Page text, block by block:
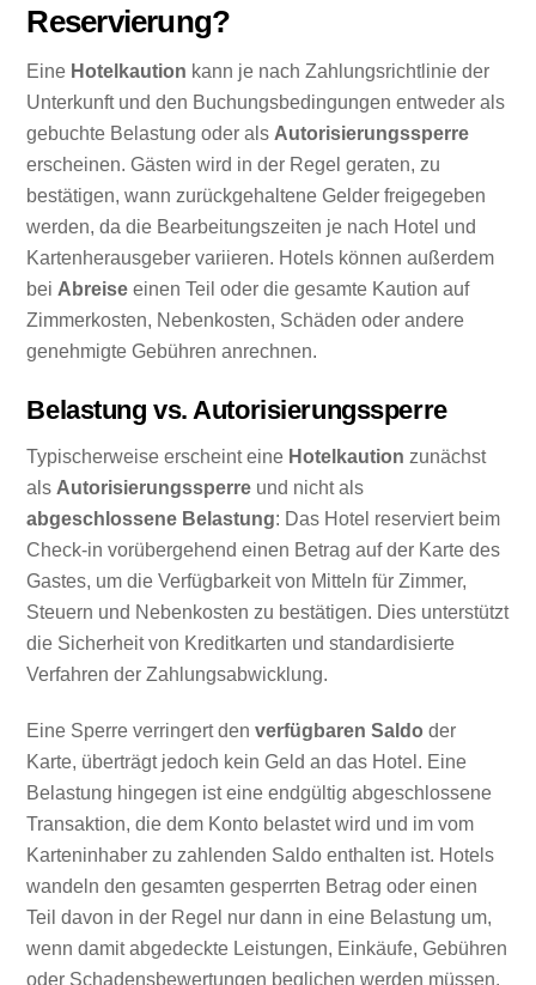
Reservierung?
Eine Hotelkaution kann je nach Zahlungsrichtlinie der
Unterkunft und den Buchungsbedingungen entweder als
gebuchte Belastung oder alsAutorisierungssperre
erscheinen. Gästen wird in der Regel geraten, zu
bestätigen, wann zurückgehaltene Gelder freigegeben
werden, da die Bearbeitungszeiten je nach Hotel und
Kartenherausgeber variieren. Hotels können außerdem
beiAbreise einen Teil oder die gesamte Kaution auf
Zimmerkosten, Nebenkosten, Schäden oder andere
genehmigte Gebühren anrechnen.
Belastung vs. Autorisierungssperre
Typischerweise erscheint eine Hotelkaution zunächst
als Autorisierungssperre und nicht als
abgeschlossene Belastung: Das Hotel reserviert beim
Check-in vorübergehend einen Betrag auf der Karte des
Gastes, um die Verfügbarkeit von Mitteln für Zimmer,
Steuern und Nebenkosten zu bestätigen. Dies unterstützt
die Sicherheit von Kreditkarten und standardisierte
Verfahren der Zahlungsabwicklung.
Eine Sperre verringert denverfügbaren Saldo der
Karte, überträgt jedoch kein Geld an das Hotel. Eine
Belastung hingegen ist eine endgültig abgeschlossene
Transaktion, die dem Konto belastet wird und im vom
Karteninhaber zu zahlenden Saldo enthalten ist. Hotels
wandeln den gesamten gesperrten Betrag oder einen
Teil davon in der Regel nur dann in eine Belastung um,
wenn damit abgedeckte Leistungen, Einkäufe, Gebühren
oder Schadensbewertungen beglichen werden müssen.